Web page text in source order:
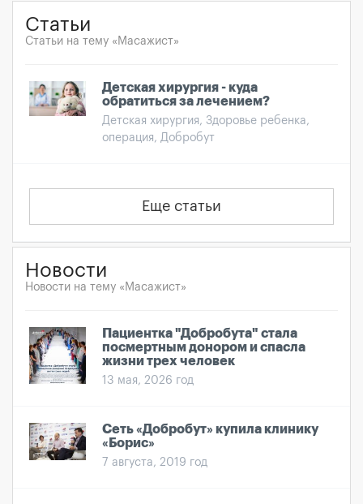
Статьи
Статьи на тему «Масажист»
Детская хирургия - куда
обратиться за лечением?
Детская хирургия, Здоровье ребенка,
операция, Добробут
Еще статьи
Новости
Новости на тему «Масажист»
Пациентка "Добробута" стала
посмертным донором и спасла
жизни трех человек
13 мая, 2026 год
Сеть «Добробут» купила клинику
«Борис»
7 августа, 2019 год